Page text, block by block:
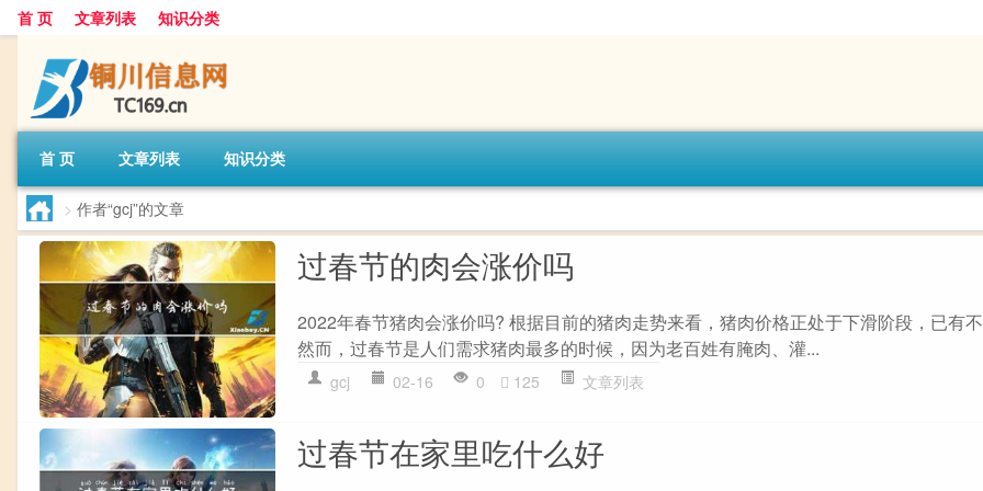
首 页 文章列表 知识分类
首 页 文章列表 知识分类
> 作者“gcj”的文章
过春节的肉会涨价吗
2022年春节猪肉会涨价吗? 根据目前的猪肉走势来看，猪肉价格正处于下滑阶段，已有
然而，过春节是人们需求猪肉最多的时候，因为老百姓有腌肉、灌...
gcj 02-16 0 125 文章列表
过春节在家里吃什么好